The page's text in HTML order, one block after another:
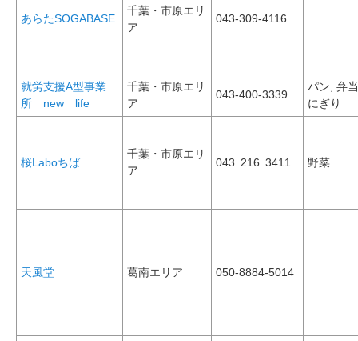
あらたSOGABASE
千葉・市原エリ
ア
043-309-4116
就労支援A型事業
所 new life
千葉・市原エリ
ア
043-400-3339
パン, 弁
にぎり
桜Laboちば
千葉・市原エリ
ア
043ｰ216ｰ3411 野菜
天風堂 葛南エリア 050-8884-5014